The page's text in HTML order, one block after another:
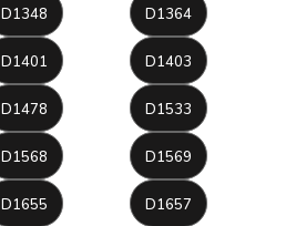
D1348 D1364
D1401 D1403
D1478 D1533
D1568 D1569
D1655 D1657